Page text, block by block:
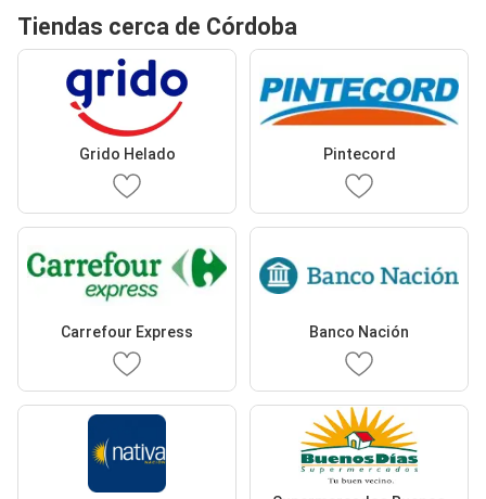
Tiendas cerca de Córdoba
Grido Helado Pintecord
Carrefour Express Banco Nación